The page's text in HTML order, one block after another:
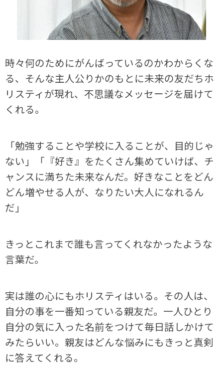
時々何のためにがんばっているのかわからくな
る、そんな主人公りかのもとに未来の友だちホ
リスティが現れ、不思議なメッセージを届けて
くれる。
「勉強することや学校に入ることが、目的じゃ
ない」「『好き』をたくさん集めていけば、チ
ャンスに満ちた未来なんだ。好きなことをどん
どん増やせる人が、なりたい大人になれるん
だ」
きっとこれまで誰も言ってくれなかったような
言葉だ。
実は誰の心にもホリスティはいる。その人は、
自分の事を一番知っている親友だ。一人ひとり
自分の気に入った名前をつけて毎日話しかけて
みたらいい。親友はどんな悩みにもきっと真剣
に答えてくれる。